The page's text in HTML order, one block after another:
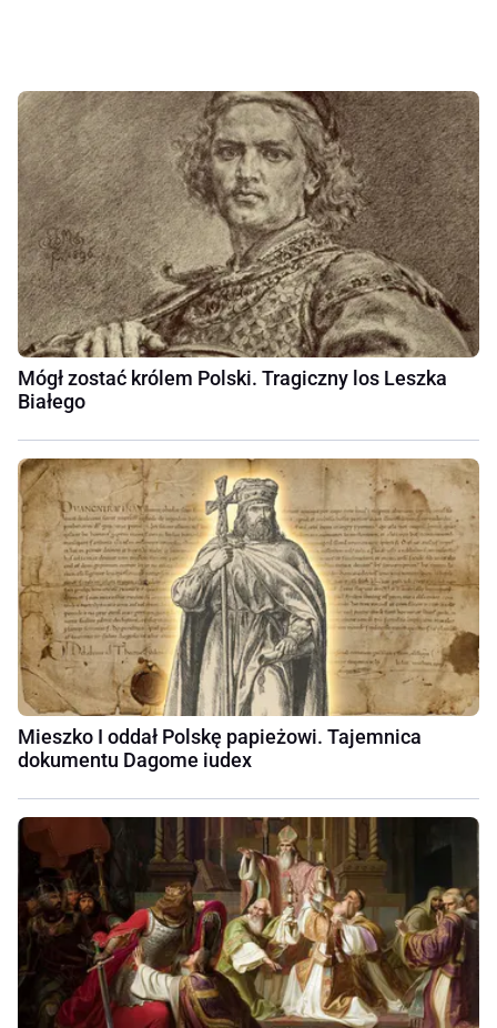
Mógł zostać królem Polski. Tragiczny los Leszka
Białego
Mieszko I oddał Polskę papieżowi. Tajemnica
dokumentu Dagome iudex